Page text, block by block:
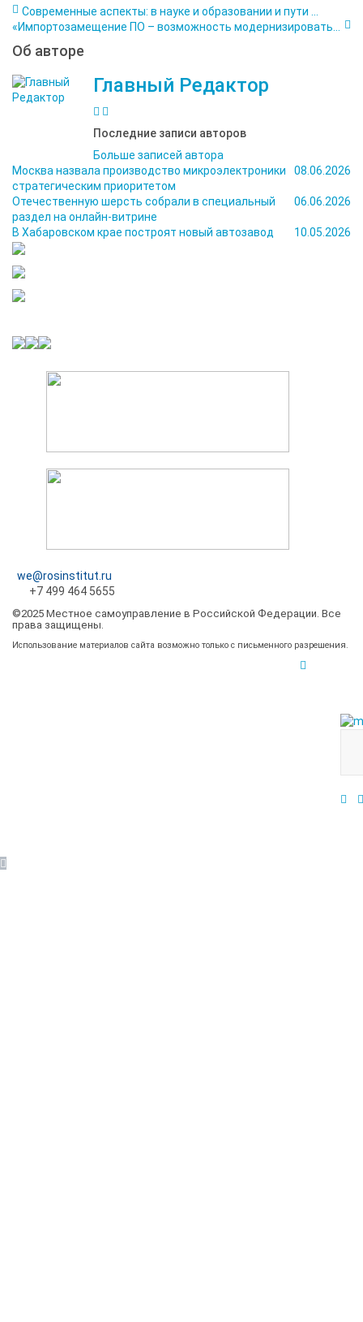
Современные аспекты: в науке и образовании и пути ...
«Импортозамещение ПО – возможность модернизировать...
Об авторе
Главный Редактор
Последние записи авторов
Больше записей автора
08.06.2026
Москва назвала производство микроэлектроники
стратегическим приоритетом
06.06.2026
Отечественную шерсть собрали в специальный
раздел на онлайн-витрине
10.05.2026
В Хабаровском крае построят новый автозавод
we@rosinstitut.ru
+7 499 464 5655
©2025 Местное самоуправление в Российской Федерации. Все
права защищены.
Использование материалов сайта возможно только с письменного разрешения.